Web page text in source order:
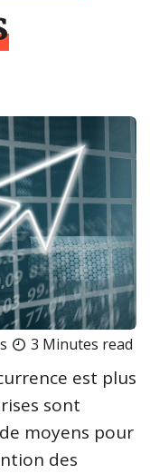
3 Minutes read
est plus
sont
moyens pour
des